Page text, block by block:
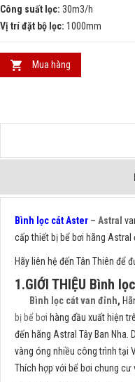
Công suất lọc: 30m3/h
Vị trí đặt bộ lọc: 1000mm
Mua hàng
Bình lọc cát Aster – Astral
cấp thiết bị bể bơi hãng Astral
Hãy liên hệ đến Tân Thiên để
1.GIỚI THIỆU Bình
Bình lọc cát van đỉnh,
bị bể bơi hàng đầu xuất hiện
đến hãng Astral Tây Ban Nha.
vàng óng nhiều công trình tại
Thích hợp với bể bơi chung cư